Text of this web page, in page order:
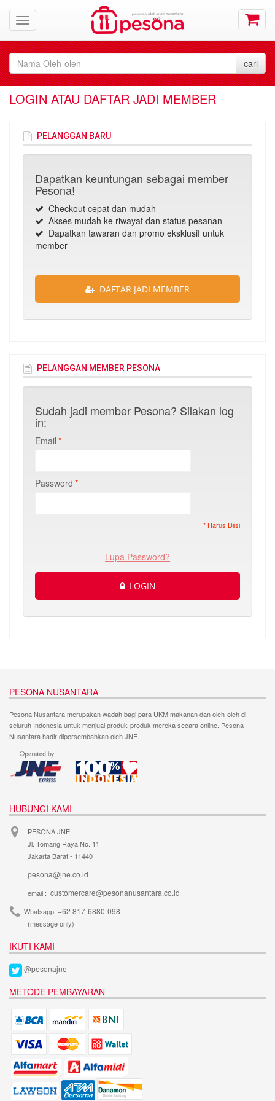
LOGIN ATAU DAFTAR JADI MEMBER
PELANGGAN BARU
Dapatkan keuntungan sebagai member
Pesona!
Checkout cepat dan mudah
Akses mudah ke riwayat dan status pesanan
Dapatkan tawaran dan promo eksklusif untuk
member
DAFTAR JADI MEMBER
PELANGGAN MEMBER PESONA
Sudah jadi member Pesona? Silakan log
in:
*
Email
*
Password
* Harus Diisi
Lupa Password?
LOGIN
PESONA NUSANTARA
Pesona Nusantara merupakan wadah bagi para UKM makanan dan oleh-oleh di
seluruh Indonesia untuk menjual produk-produk mereka secara online. Pesona
Nusantara hadir dipersembahkan oleh JNE.
HUBUNGI KAMI
PESONA JNE
Jl. Tomang Raya No. 11
Jakarta Barat - 11440
pesona@jne.co.id
email : customercare@pesonanusantara.co.id
Whatsapp: +62 817-6880-098
(message only)
IKUTI KAMI
@pesonajne
METODE PEMBAYARAN